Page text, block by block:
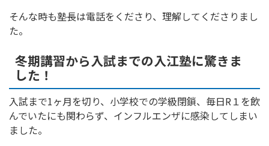
そんな時も塾長は電話をくださり、理解してくださりまし
た。
冬期講習から入試までの入江塾に驚きま
した！
入試まで1ヶ月を切り、小学校での学級閉鎖、毎日R１を飲
んでいたにも関わらず、インフルエンザに感染してしまい
ました。